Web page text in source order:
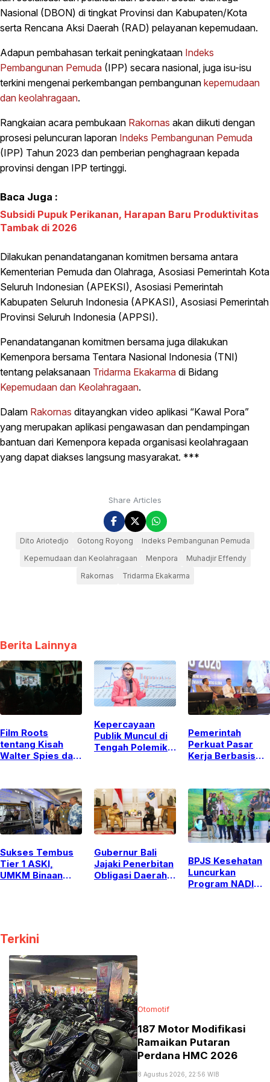
Nasional (DBON) di tingkat Provinsi dan Kabupaten/Kota
serta Rencana Aksi Daerah (RAD) pelayanan kepemudaan.
Adapun pembahasan terkait peningkataan Indeks
Pembangunan Pemuda (IPP) secara nasional, juga isu-isu
terkini mengenai perkembangan pembangunan kepemudaan
dan keolahragaan.
Rangkaian acara pembukaan Rakornas akan diikuti dengan
prosesi peluncuran laporan Indeks Pembangunan Pemuda
(IPP) Tahun 2023 dan pemberian penghagraan kepada
provinsi dengan IPP tertinggi.
Baca Juga :
Subsidi Pupuk Perikanan, Harapan Baru Produktivitas
Tambak di 2026
Dilakukan penandatanganan komitmen bersama antara
Kementerian Pemuda dan Olahraga, Asosiasi Pemerintah Kota
Seluruh Indonesian (APEKSI), Asosiasi Pemerintah
Kabupaten Seluruh Indonesia (APKASI), Asosiasi Pemerintah
Provinsi Seluruh Indonesia (APPSI).
Penandatanganan komitmen bersama juga dilakukan
Kemenpora bersama Tentara Nasional Indonesia (TNI)
tentang pelaksanaan Tridarma Ekakarma di Bidang
Kepemudaan dan Keolahragaan.
Dalam Rakornas ditayangkan video aplikasi “Kawal Pora”
yang merupakan aplikasi pengawasan dan pendampingan
bantuan dari Kemenpora kepada organisasi keolahragaan
yang dapat diakses langsung masyarakat. ***
Share Articles
Dito Ariotedjo Gotong Royong
Indeks Pembangunan Pemuda
Kepemudaan dan Keolahragaan
Menpora
Muhadjir Effendy
Rakornas
Tridarma Ekakarma
Berita Lainnya
Film Roots
tentang Kisah
Walter Spies dan
Schindhelm di
Jakarta Menuai
Banyak Pujian
Kepercayaan
Publik Muncul di
Tengah Polemik
Pemerintah
Perkuat Pasar
Kerja Berbasis
Kesenjangan
Industri
Sukses Tembus
Tier 1 ASKI,
UMKM Binaan
Gubernur Bali
Jajaki Penerbitan
Obligasi Daerah
BPJS Kesehatan
Luncurkan
Program NADI
Terkini
Otomotif
187 Motor Modifikasi
Ramaikan Putaran
Perdana HMC 2026
8 Agustus 2026, 22:56 WIB